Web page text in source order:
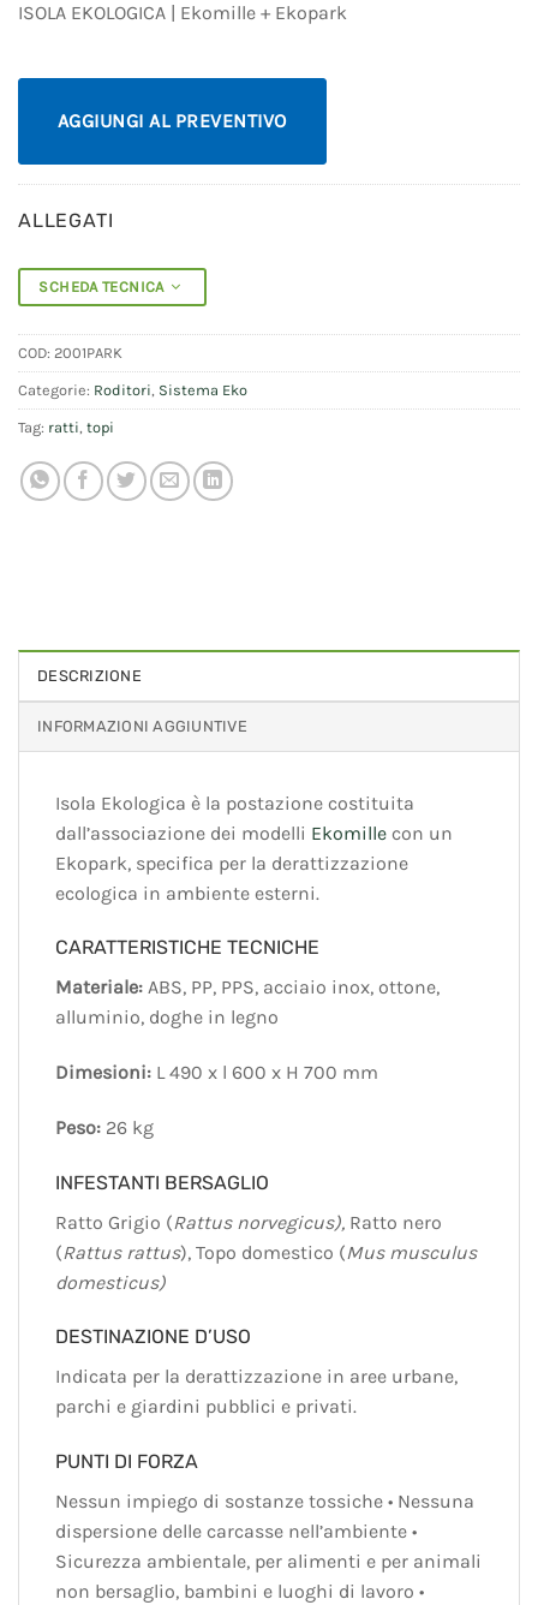
ISOLA EKOLOGICA | Ekomille + Ekopark
AGGIUNGI AL PREVENTIVO
ALLEGATI
SCHEDA TECNICA
COD: 2001PARK
Categorie: Roditori Sistema Eko
Tag: ratti topi
DESCRIZIONE
INFORMAZIONI AGGIUNTIVE
Isola Ekologica è la postazione costituita
dall’associazione dei modelli Ekomille con un
Ekopark, specifica per la derattizzazione
ecologica in ambiente esterni.
CARATTERISTICHE TECNICHE
Materiale: ABS, PP, PPS, acciaio inox, ottone,
alluminio, doghe in legno
Dimesioni: L 490 x l 600 x H 700 mm
Peso: 26 kg
INFESTANTI BERSAGLIO
Ratto Grigio (Rattus norvegicus), Ratto nero
(Rattus rattus), Topo domestico (Mus musculus
domesticus)
DESTINAZIONE D’USO
Indicata per la derattizzazione in aree urbane,
parchi e giardini pubblici e privati.
PUNTI DI FORZA
Nessun impiego di sostanze tossiche • Nessuna
dispersione delle carcasse nell’ambiente •
Sicurezza ambientale, per alimenti e per animali
non bersaglio, bambini e luoghi di lavoro •